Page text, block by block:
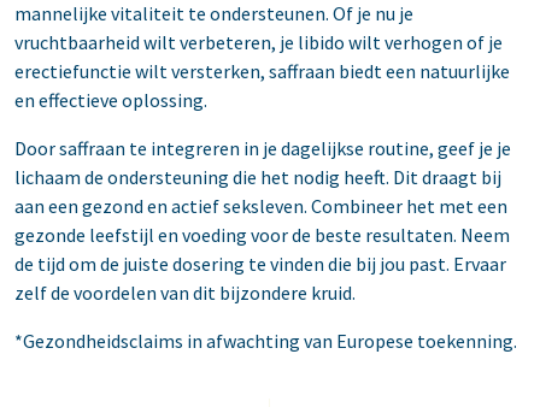
mannelijke vitaliteit te ondersteunen. Of je nu je
vruchtbaarheid wilt verbeteren, je libido wilt verhogen of je
erectiefunctie wilt versterken, saffraan biedt een natuurlijke
en effectieve oplossing.
Door saffraan te integreren in je dagelijkse routine, geef je je
lichaam de ondersteuning die het nodig heeft. Dit draagt bij
aan een gezond en actief seksleven. Combineer het met een
gezonde leefstijl en voeding voor de beste resultaten. Neem
de tijd om de juiste dosering te vinden die bij jou past. Ervaar
zelf de voordelen van dit bijzondere kruid.
*Gezondheidsclaims in afwachting van Europese toekenning.